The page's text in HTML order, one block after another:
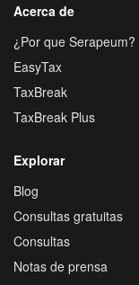
Acerca de
¿Por que Serapeum?
EasyTax
TaxBreak
TaxBreak Plus
Explorar
Blog
Consultas gratuitas
Consultas
Notas de prensa